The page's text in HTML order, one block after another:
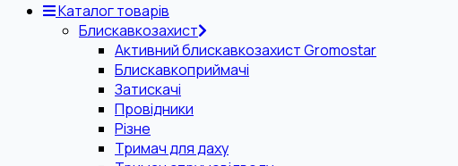
Каталог товарів
Блискавкозахист
Активний блискавкозахист Gromostar
Блискавкоприймачі
Затискачі
Провідники
Різне
Тримач для даху